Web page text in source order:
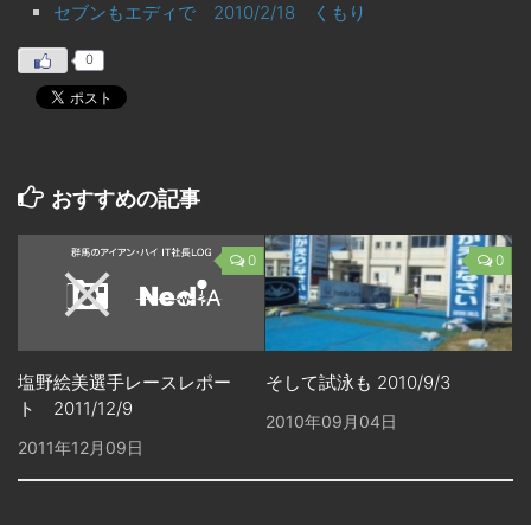
セブンもエディで 2010/2/18 くもり
0
おすすめの記事
0
塩野絵美選手レースレポー
ト 2011/12/9
2011年12月09日
0
そして試泳も 2010/9/3
2010年09月04日